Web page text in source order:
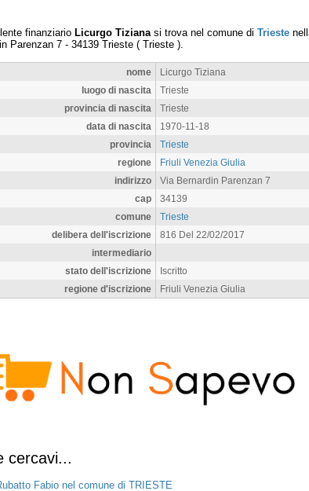
finanziario Licurgo Tiziana si trova nel comune di Trieste
Parenzan 7 - 34139 Trieste ( Trieste ).
nome
Licurgo Tiziana
luogo di nascita
Trieste
provincia di nascita
Trieste
data di nascita
1970-11-18
provincia
Trieste
regione
Friuli Venezia Giulia
indirizzo
Via Bernardin Parenzan 7
cap
34139
comune
Trieste
delibera dell'iscrizione
816 Del 22/02/2017
intermediario
stato dell'iscrizione
Iscritto
regione d'iscrizione
Friuli Venezia Giulia
cercavi...
Fabio nel comune di TRIESTE